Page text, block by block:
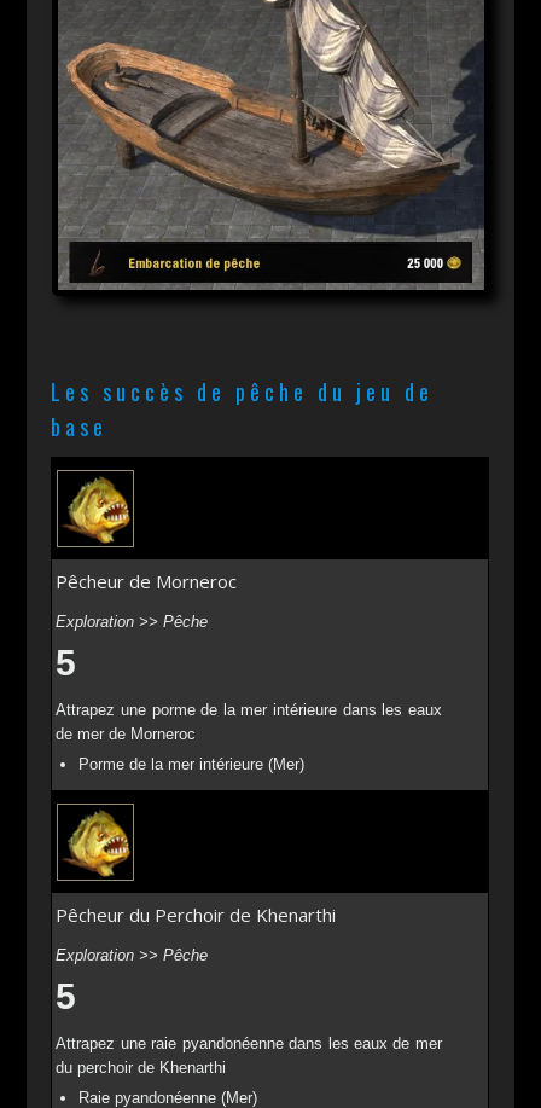
Les succès de pêche du jeu de
base
Pêcheur de Morneroc
Exploration >> Pêche
5
Attrapez une porme de la mer intérieure dans les eaux
de mer de Morneroc
Porme de la mer intérieure (Mer)
Pêcheur du Perchoir de Khenarthi
Exploration >> Pêche
5
Attrapez une raie pyandonéenne dans les eaux de mer
du perchoir de Khenarthi
Raie pyandonéenne (Mer)